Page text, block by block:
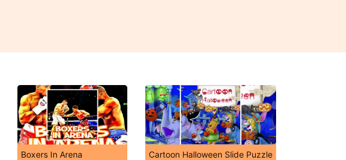
Boxers In Arena Cartoon Halloween Slide Puzzle